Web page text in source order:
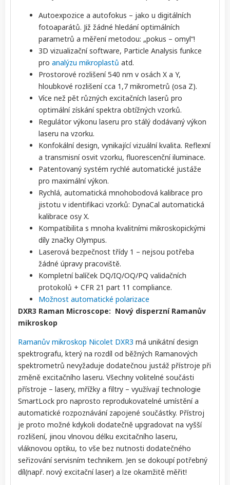
Autoexpozice a autofokus – jako u digitálních
fotoaparátů. Již žádné hledání optimálních
parametrů a měření metodou: „pokus – omyl“!
3D vizualizační software, Particle Analysis funkce
pro analýzu mikroplastů atd.
Prostorové rozlišení 540 nm v osách X a Y,
hloubkové rozlišení cca 1,7 mikrometrů (osa Z).
Více než pět různých excitačních laserů pro
optimální získání spektra obtížných vzorků.
Regulátor výkonu laseru pro stálý dodávaný výkon
laseru na vzorku.
Konfokální design, vynikající vizuální kvalita. Reflexní
a transmisní osvit vzorku, fluorescenční iluminace.
Patentovaný systém rychlé automatické justáže
pro maximální výkon.
Rychlá, automatická mnohobodová kalibrace pro
jistotu v identifikaci vzorků: DynaCal automatická
kalibrace osy X.
Kompatibilita s mnoha kvalitními mikroskopickými
díly značky Olympus.
Laserová bezpečnost třídy 1 – nejsou potřeba
žádné úpravy pracoviště.
Kompletní balíček DQ/IQ/OQ/PQ validačních
protokolů + CFR 21 part 11 compliance.
Možnost automatické polarizace
DXR3 Raman Microscope: Nový disperzní Ramanův
mikroskop
Ramanův mikroskop Nicolet DXR3 má unikátní design
spektrografu, který na rozdíl od běžných Ramanových
spektrometrů nevyžaduje dodatečnou justáž přístroje při
změně excitačního laseru. Všechny volitelné součásti
přístroje – lasery, mřížky a filtry – využívají technologie
SmartLock pro naprosto reprodukovatelné umístění a
automatické rozpoznávání zapojené součástky. Přístroj
je proto možné kdykoli dodatečně upgradovat na vyšší
rozlišení, jinou vlnovou délku excitačního laseru,
vláknovou optiku, to vše bez nutnosti dodatečného
seřizování servisním technikem. Jen se dokoupí potřebný
díl(např. nový excitační laser) a lze okamžitě měřit!